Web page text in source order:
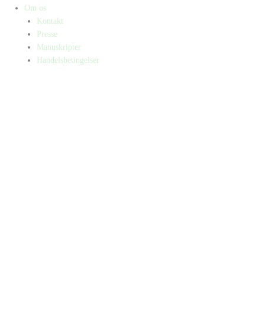
Om os
Kontakt
Presse
Manuskripter
Handelsbetingelser